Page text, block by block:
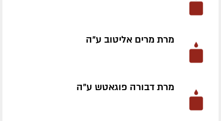
מרת מרים אליטוב ע״ה
מרת דבורה פוגאטש ע״ה